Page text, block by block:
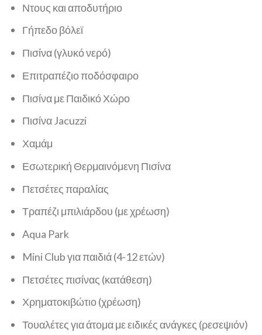
Ντους και αποδυτήριο
Γήπεδο βόλεϊ
Πισίνα (γλυκό νερό)
Επιτραπέζιο ποδόσφαιρο
Πισίνα με Παιδικό Χώρο
Πισίνα Jacuzzi
Χαμάμ
Εσωτερική Θερμαινόμενη Πισίνα
Πετσέτες παραλίας
Τραπέζι μπιλιάρδου (με χρέωση)
Aqua Park
Mini Club για παιδιά (4-12 ετών)
Πετσέτες πισίνας (κατάθεση)
Χρηματοκιβώτιο (χρέωση)
Τουαλέτες για άτομα με ειδικές ανάγκες (ρεσεψιόν)